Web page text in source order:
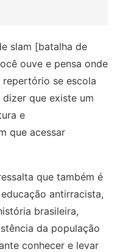
slam [batalha de
ouve e pensa onde
se escola
dizer que existe um
e
que acessar
que também é
antirracista,
brasileira,
da população
conhecer e levar